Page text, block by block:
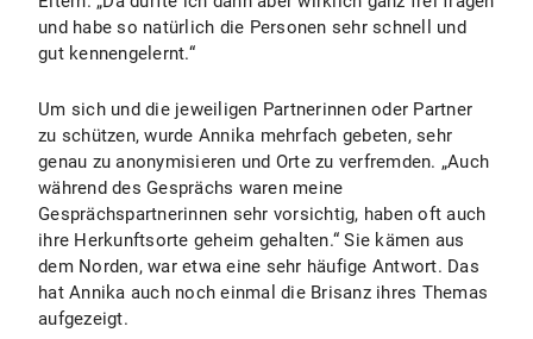
und habe so natürlich die Personen sehr schnell und
gut kennengelernt.“
Um sich und die jeweiligen Partnerinnen oder Partner
zu schützen, wurde Annika mehrfach gebeten, sehr
genau zu anonymisieren und Orte zu verfremden. „Auch
während des Gesprächs waren meine
Gesprächspartnerinnen sehr vorsichtig, haben oft auch
ihre Herkunftsorte geheim gehalten.“ Sie kämen aus
dem Norden, war etwa eine sehr häufige Antwort. Das
hat Annika auch noch einmal die Brisanz ihres Themas
aufgezeigt.